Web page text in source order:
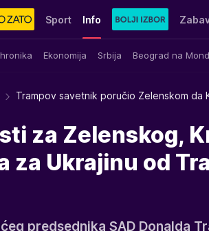
Sport Info
Ekonomija Srbija Beograd na
Trampov savetnik poručio Zelenskom da
za Zelenskog,
za Ukrajinu od
predsednika SAD Donalda